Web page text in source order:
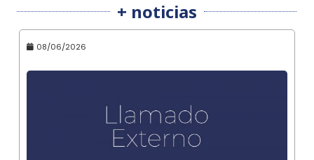
+ noticias
08/06/2026